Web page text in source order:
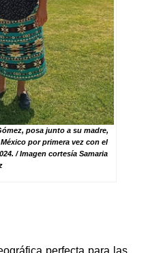
posa junto a su madre,
por primera vez con el